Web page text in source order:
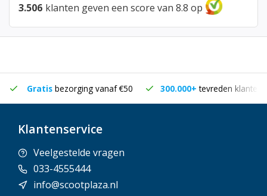
3.506 klanten geven een score van 8.8 op
Gratis bezorging vanaf €50 300.000+tevreden klanten
Klantenservice
Veelgestelde vragen
033-4555444
info@scootplaza.nl